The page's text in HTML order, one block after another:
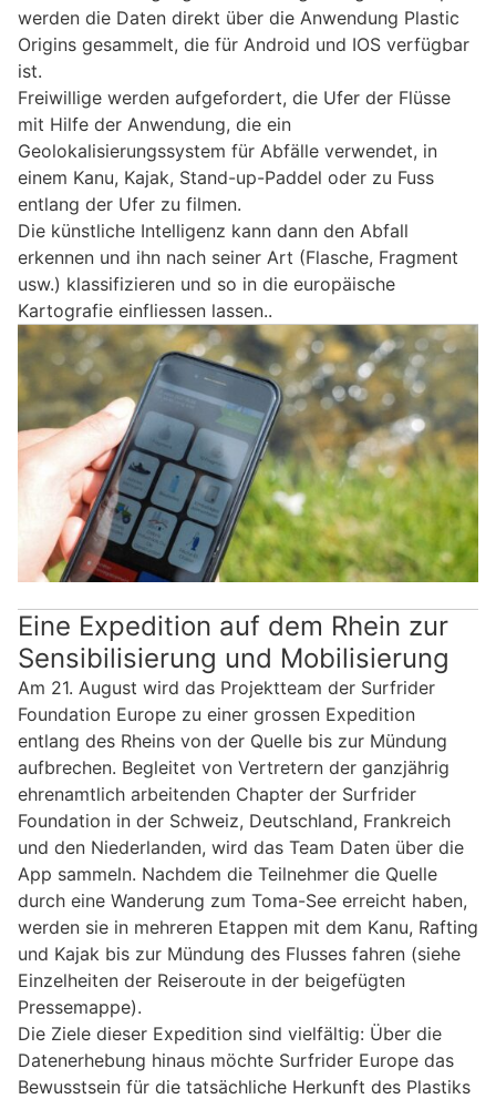
werden die Daten direkt über die Anwendung Plastic
Origins gesammelt, die für Android und IOS verfügbar
ist.
Freiwillige werden aufgefordert, die Ufer der Flüsse
mit Hilfe der Anwendung, die ein
Geolokalisierungssystem für Abfälle verwendet, in
einem Kanu, Kajak, Stand-up-Paddel oder zu Fuss
entlang der Ufer zu filmen.
Die künstliche Intelligenz kann dann den Abfall
erkennen und ihn nach seiner Art (Flasche, Fragment
usw.) klassifizieren und so in die europäische
Kartografie einfliessen lassen..
Eine Expedition auf dem Rhein zur
Sensibilisierung und Mobilisierung
Am 21. August wird das Projektteam der Surfrider
Foundation Europe zu einer grossen Expedition
entlang des Rheins von der Quelle bis zur Mündung
aufbrechen. Begleitet von Vertretern der ganzjährig
ehrenamtlich arbeitenden Chapter der Surfrider
Foundation in der Schweiz, Deutschland, Frankreich
und den Niederlanden, wird das Team Daten über die
App sammeln. Nachdem die Teilnehmer die Quelle
durch eine Wanderung zum Toma-See erreicht haben,
werden sie in mehreren Etappen mit dem Kanu, Rafting
und Kajak bis zur Mündung des Flusses fahren (siehe
Einzelheiten der Reiseroute in der beigefügten
Pressemappe).
Die Ziele dieser Expedition sind vielfältig: Über die
Datenerhebung hinaus möchte Surfrider Europe das
Bewusstsein für die tatsächliche Herkunft des Plastiks